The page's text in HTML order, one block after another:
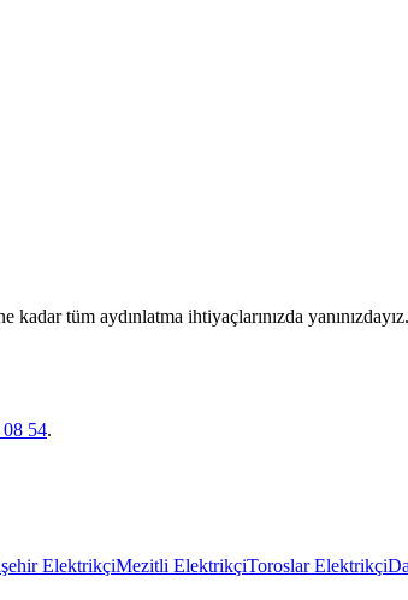
tüm aydınlatma ihtiyaçlarınızda
54.
ElektrikçiMezitli ElektrikçiToroslar Elektrikçi